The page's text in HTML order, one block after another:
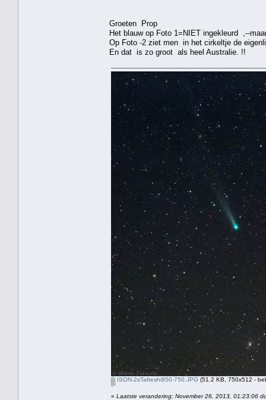
Groeten Prop
Het blauw op Foto 1=NIET ingekleurd ,--
Op Foto -2 ziet men in het cirkeltje de
En dat is zo groot als heel Australie. !!
ISON-2sTafreshi950-750.JPG (51.2 KB, 750x512 -
« Laatste verandering: November 26, 2013, 01:23:06